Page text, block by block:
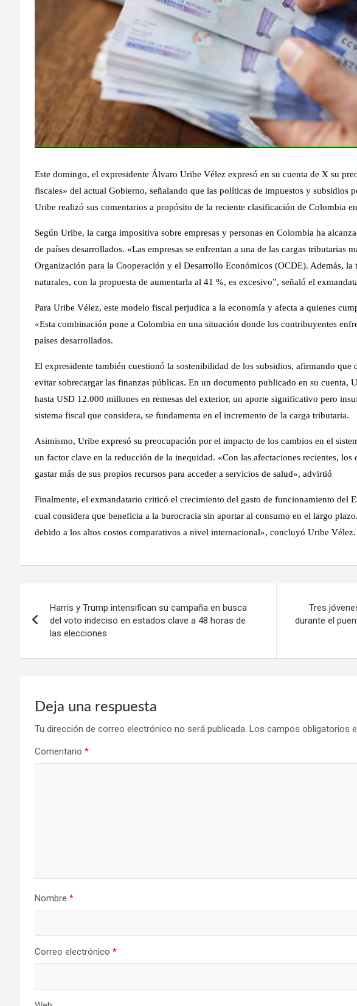
Este domingo, el expresidente Álvaro Uribe Vélez expresó en su cuenta de X su
fiscales» del actual Gobierno, señalando que las políticas de impuestos y subsidios
Uribe realizó sus comentarios a propósito de la reciente clasificación de Colombia
Según Uribe, la carga impositiva sobre empresas y personas en Colombia ha
de países desarrollados. «Las empresas se enfrentan a una de las cargas tributarias
Organización para la Cooperación y el Desarrollo Económicos (OCDE). Además,
naturales, con la propuesta de aumentarla al 41 %, es excesivo”, señaló el
Para Uribe Vélez, este modelo fiscal perjudica a la economía y afecta a quienes
«Esta combinación pone a Colombia en una situación donde los contribuyentes
países desarrollados.
El expresidente también cuestionó la sostenibilidad de los subsidios, afirmando que
evitar sobrecargar las finanzas públicas. En un documento publicado en su cuenta,
hasta USD 12.000 millones en remesas del exterior, un aporte significativo pero
sistema fiscal que considera, se fundamenta en el incremento de la carga tributaria.
Asimismo, Uribe expresó su preocupación por el impacto de los cambios en el
un factor clave en la reducción de la inequidad. «Con las afectaciones recientes, los
gastar más de sus propios recursos para acceder a servicios de salud», advirtió
Finalmente, el exmandatario criticó el crecimiento del gasto de funcionamiento del
cual considera que beneficia a la burocracia sin aportar al consumo en el largo
debido a los altos costos comparativos a nivel internacional», concluyó Uribe Vélez.
de
Harris y Trump intensifican su campaña en busca
del voto indeciso en estados clave a 48 horas de
las elecciones
Tres
durante el
Deja una respuesta
Tu dirección de correo electrónico no será publicada. Los campos obligatorios
Comentario *
Nombre *
Correo electrónico *